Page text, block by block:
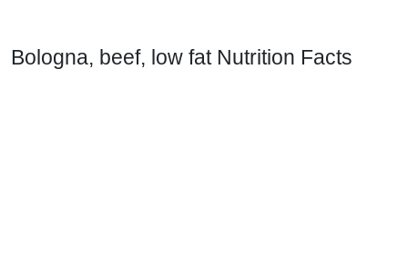
Bologna, beef, low fat Nutrition Facts